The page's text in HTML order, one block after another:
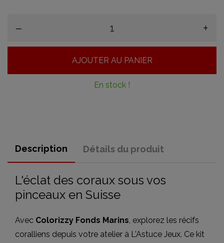
– +
AJOUTER AU PANIER
En stock !
Description Détails du produit
L'éclat des coraux sous vos
pinceaux en Suisse
Avec Colorizzy Fonds Marins, explorez les récifs
coralliens depuis votre atelier à L'Astuce Jeux. Ce kit